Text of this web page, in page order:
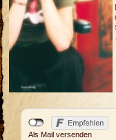
Als Mail versenden